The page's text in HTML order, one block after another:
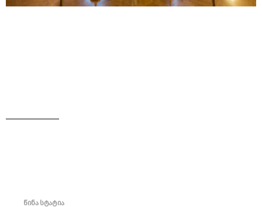
წინა სტატია